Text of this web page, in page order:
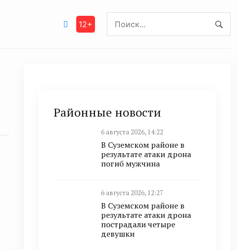
12+
Районные новости
6 августа 2026, 14:22
В Суземском районе в
результате атаки дрона
погиб мужчина
6 августа 2026, 12:27
В Суземском районе в
результате атаки дрона
пострадали четыре
девушки